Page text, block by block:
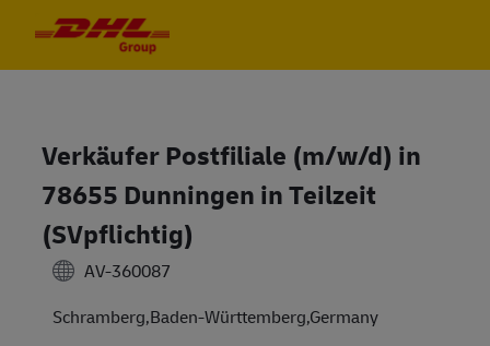
Verkäufer Postfiliale (m/w/d) in
78655 Dunningen in Teilzeit
(SVpflichtig)
AV-360087
Schramberg,Baden-Württemberg,Germany